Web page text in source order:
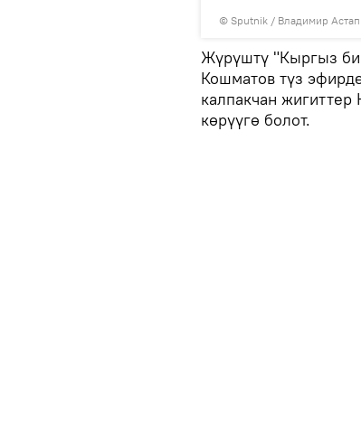
© Sputnik / Владимир
Жүрүштү "Кыргыз
Кошматов түз
калпакчан
көрүүгө болот.